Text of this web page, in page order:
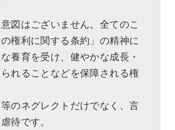
図はございません。全てのこ
権利に関する条約」の精神に
養育を受け、健やかな成長・
れることなどを保障される権
のネグレクトだけでなく、言
待です。